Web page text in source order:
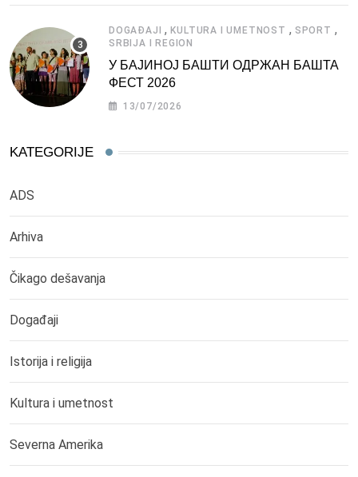
DOGAĐAJI ,KULTURA I UMETNOST , SPORT ,
SRBIJA I REGION
У БАЈИНОЈ БАШТИ ОДРЖАН БАШТА
ФЕСТ 2026
13/07/2026
KATEGORIJE
ADS
Arhiva
Čikago dešavanja
Događaji
Istorija i religija
Kultura i umetnost
Severna Amerika